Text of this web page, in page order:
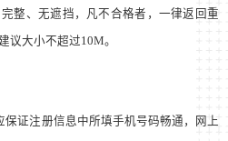
整、无遮挡， 凡不合格者，一律返回重
议大小不超过10M。
保证注册信息中所填手机号码畅通，网上